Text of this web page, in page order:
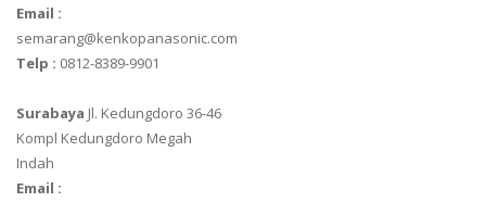
Email :
semarang@kenkopanasonic.com
Telp : 0812-8389-9901
Surabaya Jl. Kedungdoro 36-46
Kompl Kedungdoro Megah
Indah
Email :